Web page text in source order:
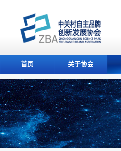
首页 关于协会